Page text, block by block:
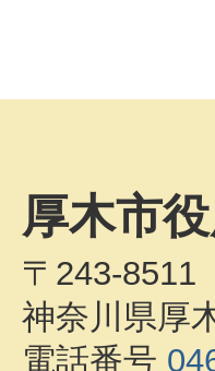
厚木市
〒243-8511
神奈川県厚
電話番号